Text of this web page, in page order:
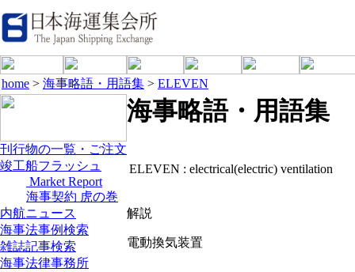
home > 海事略語・用語集 > ELEVEN
刊行物の一覧・ご注文
竣工船フラッシュ
Market Report
海事契約 虎の巻
内航ニュース
海事法事例検索
雑誌記事検索
海事法律事務所
海事略語・用語集
ELEVEN : electrical(electric) ventilation
解説
電動換気装置